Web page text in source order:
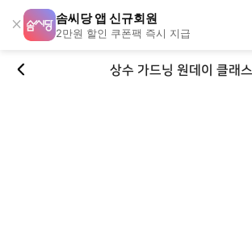
× 솜씨당 앱 신규회원
2만원 할인 쿠폰팩 즉시 지급
상수 가드닝 원데이 클래스